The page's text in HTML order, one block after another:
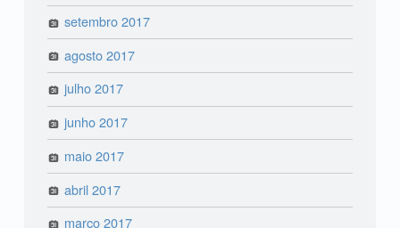
setembro 2017
agosto 2017
julho 2017
junho 2017
maio 2017
abril 2017
março 2017